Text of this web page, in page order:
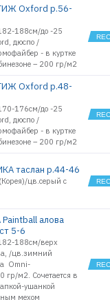
Oxford р.56-
188см/до -25
дюспо /
- в куртке
– 200 гр/м2
Oxford р.48-
176см/до -25
дюспо /
- в куртке
– 200 гр/м2
таслан р.44-46
цв.серый с
алова
5-6
188см/верх
/цв.зимний
Omni-
гр/м2. Сочетается в
ушанкой
мехом